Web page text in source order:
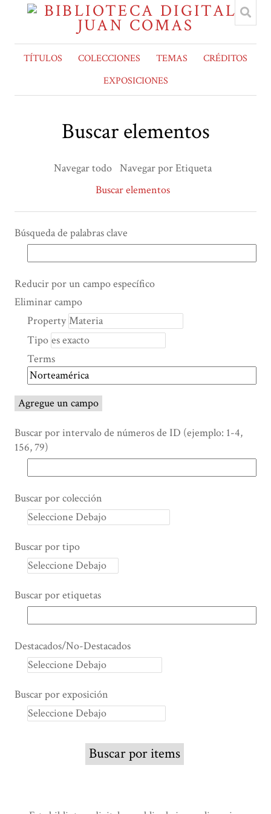
TÍTULOS COLECCIONES TEMAS
CRÉDITOS
EXPOSICIONES
Buscar elementos
Navegar todo Navegar por Etiqueta
Buscar elementos
Búsqueda de palabras clave
Number
rows
"Reducir
por
campo
específico":
1
Reducir por un campo específico
Search Property
Tipo de búsqueda
Términos de búsqueda
Ensamblador de Búsqueda
Eliminar campo
Property
Tipo
Terms
Agregue un campo
Buscar por intervalo de números de ID (ejemplo: 1-4,
156, 79)
Buscar por colección
Buscar por tipo
Buscar por etiquetas
Destacados/No-Destacados
Buscar por exposición